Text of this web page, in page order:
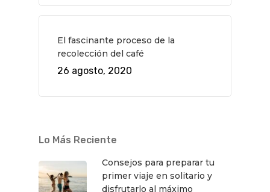
El fascinante proceso de la
recolección del café
26 agosto, 2020
Lo Más Reciente
Consejos para preparar tu
primer viaje en solitario y
disfrutarlo al máximo
Museos Y
Teatro
Restaurantes
Rutas Por Madrid
VIAJES
BEAUTY